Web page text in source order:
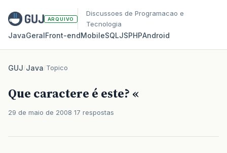
ARQUIVO
Discussoes de Programacao e
Tecnologia
JavaGeralFront‑endMobileSQLJSPHPAndroid
GUJ/Java/Topico
Que caractere é este? «
29 de maio de 2008 17 respostas